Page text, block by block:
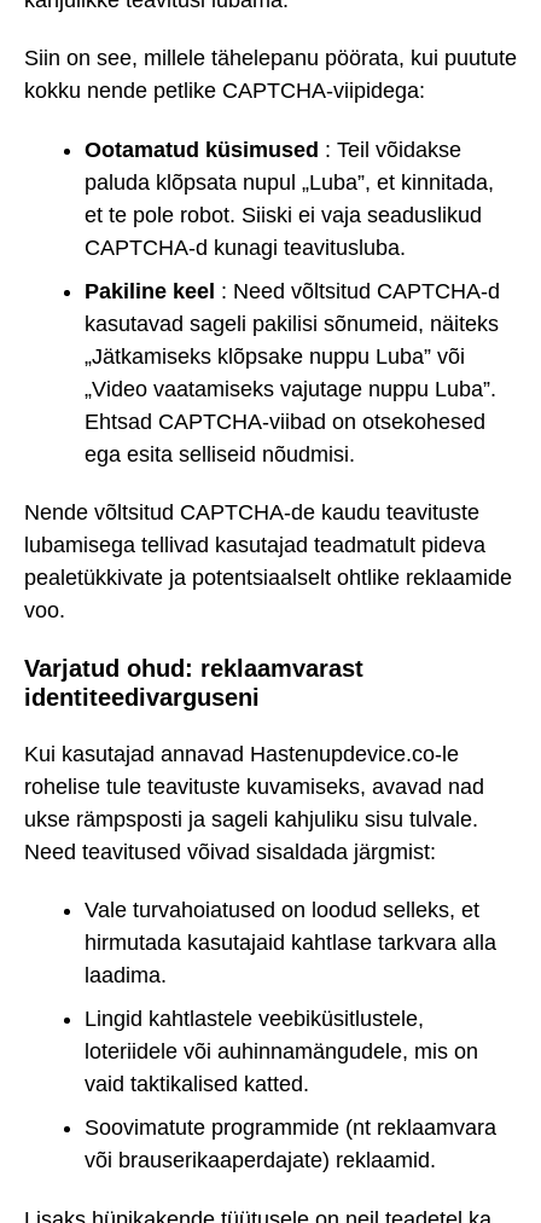
Siin on see, millele tähelepanu pöörata, kui puutute
kokku nende petlike CAPTCHA-viipidega:
Ootamatud küsimused : Teil võidakse
paluda klõpsata nupul „Luba”, et kinnitada,
et te pole robot. Siiski ei vaja seaduslikud
CAPTCHA-d kunagi teavitusluba.
Pakiline keel : Need võltsitud CAPTCHA-d
kasutavad sageli pakilisi sõnumeid, näiteks
„Jätkamiseks klõpsake nuppu Luba” või
„Video vaatamiseks vajutage nuppu Luba”.
Ehtsad CAPTCHA-viibad on otsekohesed
ega esita selliseid nõudmisi.
Nende võltsitud CAPTCHA-de kaudu teavituste
lubamisega tellivad kasutajad teadmatult pideva
pealetükkivate ja potentsiaalselt ohtlike reklaamide
voo.
Varjatud ohud: reklaamvarast
identiteedivarguseni
Kui kasutajad annavad Hastenupdevice.co-le
rohelise tule teavituste kuvamiseks, avavad nad
ukse rämpsposti ja sageli kahjuliku sisu tulvale.
Need teavitused võivad sisaldada järgmist:
Vale turvahoiatused on loodud selleks, et
hirmutada kasutajaid kahtlase tarkvara alla
laadima.
Lingid kahtlastele veebiküsitlustele,
loteriidele või auhinnamängudele, mis on
vaid taktikalised katted.
Soovimatute programmide (nt reklaamvara
või brauserikaaperdajate) reklaamid.